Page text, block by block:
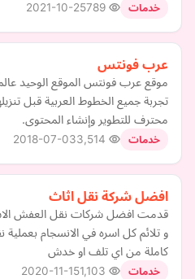
خدمات 2021-10-25
عرب فونتس
موقع عرب فونتس الموقع الوحيد
تجربة جميع الخطوط العربية قبل
محترف للتطوير وإنشاء المحتوى.
خدمات 2018-07-03
افضل شركة نقل اثاث
قدمت افضل شركات نقل العفش
و تلائم كل اسره في الانسجام
كاملة من اي تلف او خدش
خدمات 2020-11-15